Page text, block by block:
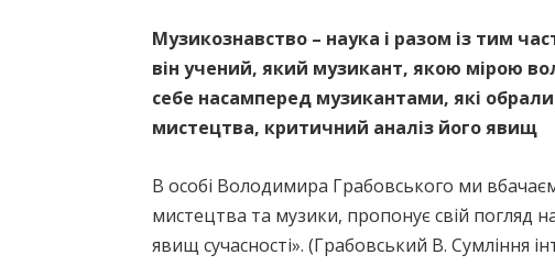
Музикознавство – наука і разом із тим
він учений, який музикант, якою мірою
себе насамперед музикантами, які
мистецтва, критичний аналіз його явищ
В особі Володимира Грабовського ми
мистецтва та музики, пропонує свій погляд на
явищ сучасності». (Грабовський В. Сумління